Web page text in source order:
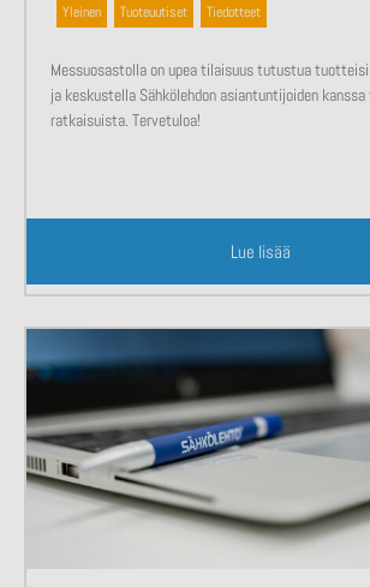
Yleinen Tuoteuutiset Tiedotteet
Messuosastolla on upea tilaisuus tutustua
ja keskustella Sähkölehdon asiantuntijoiden
ratkaisuista. Tervetuloa!
Lue lisää